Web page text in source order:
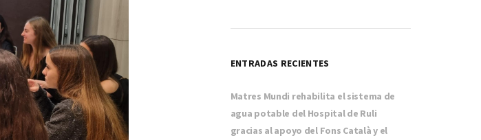
ENTRADAS RECIENTES
Matres Mundi rehabilita el sistema de
agua potable del Hospital de Ruli
gracias al apoyo del Fons Català y el